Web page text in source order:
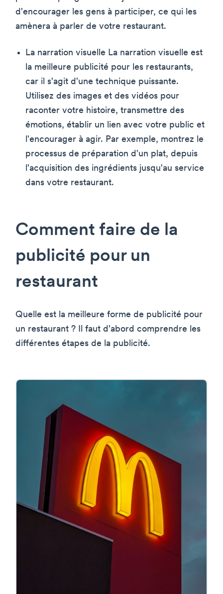
d'encourager les gens à participer, ce qui les
amènera à parler de votre restaurant.
La narration visuelle La narration visuelle est
la meilleure publicité pour les restaurants,
car il s'agit d'une technique puissante.
Utilisez des images et des vidéos pour
raconter votre histoire, transmettre des
émotions, établir un lien avec votre public et
l'encourager à agir. Par exemple, montrez le
processus de préparation d'un plat, depuis
l'acquisition des ingrédients jusqu'au service
dans votre restaurant.
Comment faire de la
publicité pour un
restaurant
Quelle est la meilleure forme de publicité pour
un restaurant ? Il faut d'abord comprendre les
différentes étapes de la publicité.